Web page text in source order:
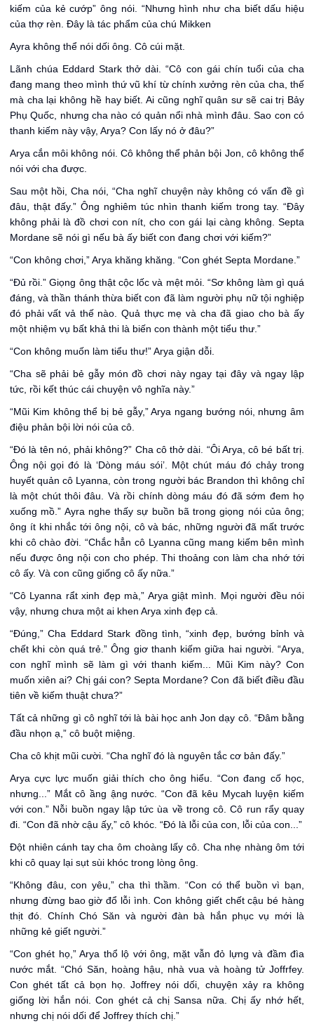
kiếm của kẻ cướp” ông nói. “Nhưng hình như cha biết dấu hiệu
của thợ rèn. Đây là tác phẩm của chú Mikken
Ayra không thể nói dối ông. Cô cúi mặt.
Lãnh chúa Eddard Stark thở dài. “Cô con gái chín tuổi của cha
đang mang theo mình thứ vũ khí từ chính xưởng rèn của cha, thế
mà cha lại không hề hay biết. Ai cũng nghĩ quân sư sẽ cai trị Bảy
Phụ Quốc, nhưng cha nào có quản nổi nhà mình đâu. Sao con có
thanh kiếm này vậy, Arya? Con lấy nó ở đâu?”
Arya cắn môi không nói. Cô không thể phản bội Jon, cô không thể
nói với cha được.
Sau một hồi, Cha nói, “Cha nghĩ chuyện này không có vấn đề gì
đâu, thật đấy.” Ông nghiêm túc nhìn thanh kiếm trong tay. “Đây
không phải là đồ chơi con nít, cho con gái lại càng không. Septa
Mordane sẽ nói gì nếu bà ấy biết con đang chơi với kiếm?”
“Con không chơi,” Arya khăng khăng. “Con ghét Septa Mordane.”
“Đủ rồi.” Giọng ông thật cộc lốc và mệt mỏi. “Sơ không làm gì quá
đáng, và thần thánh thừa biết con đã làm người phụ nữ tội nghiệp
đó phải vất vả thế nào. Quả thực mẹ và cha đã giao cho bà ấy
một nhiệm vụ bất khả thi là biến con thành một tiểu thư.”
“Con không muốn làm tiểu thư!” Arya giận dỗi.
“Cha sẽ phải bẻ gẫy món đồ chơi này ngay tại đây và ngay lập
tức, rồi kết thúc cái chuyện vô nghĩa này.”
“Mũi Kim không thể bị bẻ gẫy,” Arya ngang bướng nói, nhưng âm
điệu phản bội lời nói của cô.
“Đó là tên nó, phải không?” Cha cô thở dài. “Ôi Arya, cô bé bất trị.
Ông nội gọi đó là ‘Dòng máu sói’. Một chút máu đó chảy trong
huyết quản cô Lyanna, còn trong người bác Brandon thì không chỉ
là một chút thôi đâu. Và rồi chính dòng máu đó đã sớm đem họ
xuống mồ.” Ayra nghe thấy sự buồn bã trong giọng nói của ông;
ông ít khi nhắc tới ông nội, cô và bác, những người đã mất trước
khi cô chào đời. “Chắc hẳn cô Lyanna cũng mang kiếm bên mình
nếu được ông nội con cho phép. Thi thoảng con làm cha nhớ tới
cô ấy. Và con cũng giống cô ấy nữa.”
“Cô Lyanna rẩt xinh đẹp mà,” Arya giật mình. Mọi người đều nói
vậy, nhưng chưa một ai khen Arya xinh đẹp cả.
“Đúng,” Cha Eddard Stark đồng tình, “xinh đẹp, bướng bỉnh và
chết khi còn quá trẻ.” Ông giơ thanh kiếm giữa hai người. “Arya,
con nghĩ mình sẽ làm gì với thanh kiếm... Mũi Kim này? Con
muốn xiên ai? Chị gái con? Septa Mordane? Con đã biết điều đầu
tiên về kiếm thuật chưa?”
Tất cả những gì cô nghĩ tới là bài học anh Jon dạy cô. “Đâm bằng
đầu nhọn ạ,” cô buột miệng.
Cha cô khịt mũi cười. “Cha nghĩ đó là nguyên tắc cơ bản đấy.”
Arya cực lực muốn giải thích cho ông hiểu. “Con đang cố học,
nhưng...” Mắt cô ầng ậng nước. “Con đã kêu Mycah luyện kiếm
với con.” Nỗi buồn ngay lập tức ùa về trong cô. Cô run rẩy quay
đi. “Con đã nhờ cậu ấy,” cô khóc. “Đó là lỗi của con, lỗi của con...”
Đột nhiên cánh tay cha ôm choàng lấy cô. Cha nhẹ nhàng ôm tới
khi cô quay lại sụt sùi khóc trong lòng ông.
“Không đâu, con yêu,” cha thì thầm. “Con có thể buồn vì bạn,
nhưng đừng bao giờ đổ lỗi ình. Con không giết chết cậu bé hàng
thịt đó. Chính Chó Săn và người đàn bà hắn phục vụ mới là
những kẻ giết người.”
“Con ghét họ,” Arya thổ lộ với ông, mặt vẫn đỏ lựng và đầm đìa
nước mắt. “Chó Săn, hoàng hậu, nhà vua và hoàng tử Joffrfey.
Con ghét tất cả bọn họ. Joffrey nói dối, chuyện xảy ra không
giống lời hắn nói. Con ghét cả chị Sansa nữa. Chị ấy nhớ hết,
nhưng chị nói dối để Joffrey thích chị.”